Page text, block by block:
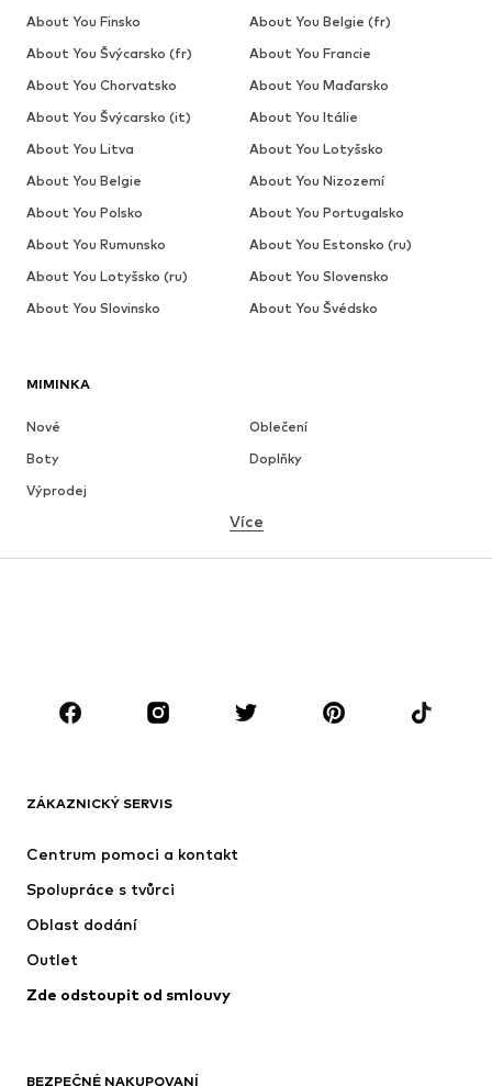
MIMINKA
Nové
Oblečení
Boty
Doplňky
Výprodej
ZNAČKY
ADIDAS ORIGINALS
NIKE
Více
ZÁKAZNICKÝ SERVIS
Centrum pomoci a kontakt
Spolupráce s tvůrci
Oblast dodání
Outlet
Zde odstoupit od smlouvy
BEZPEČNÉ NAKUPOVANÍ
About You Finsko
About You Belgie (fr)
About You Švýcarsko (fr)
About You Francie
About You Chorvatsko
About You Maďarsko
About You Švýcarsko (it)
About You Itálie
About You Litva
About You Lotyšsko
About You Belgie
About You Nizozemí
About You Polsko
About You Portugalsko
About You Rumunsko
About You Estonsko (ru)
About You Lotyšsko (ru)
About You Slovensko
About You Slovinsko
About You Švédsko